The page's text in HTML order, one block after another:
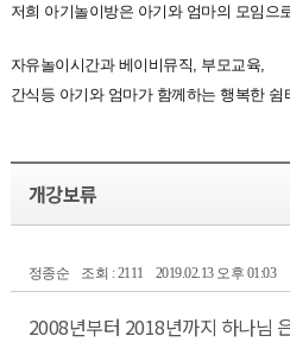
저희 아기놀이방은 아기와 엄마의 모임으
자유놀이시간과 베이비뮤직, 부모교육,
간식등 아기와 엄마가 함께하는 행복한 쉼
개강보류
정종순 조회 : 2111 2019.02.13 오후 01:03
2008년부터 2018년까지 하나님